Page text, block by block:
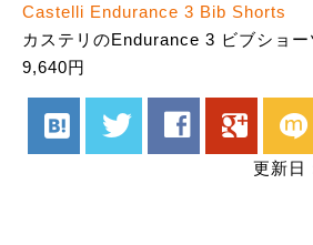
Castelli Endurance 3 Bib Shorts
カステリのEndurance 3 ビブショ
9,640円
hatenabookmark twitter facebook google mixi
更新日